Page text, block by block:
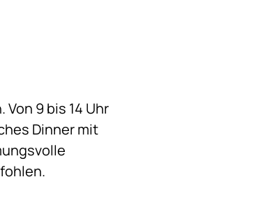
9 bis 14 Uhr
Dinner mit